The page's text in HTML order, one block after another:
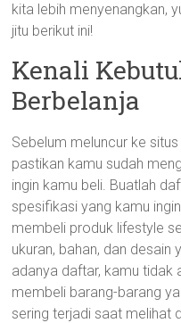
kita lebih menyenangkan,
jitu berikut ini!
Kenali
Berbelanja
Sebelum meluncur ke
pastikan kamu sudah
ingin kamu beli. Buatlah
spesifikasi yang kamu
membeli produk lifestyle
ukuran, bahan, dan
adanya daftar, kamu tidak
membeli barang-barang
sering terjadi saat melihat